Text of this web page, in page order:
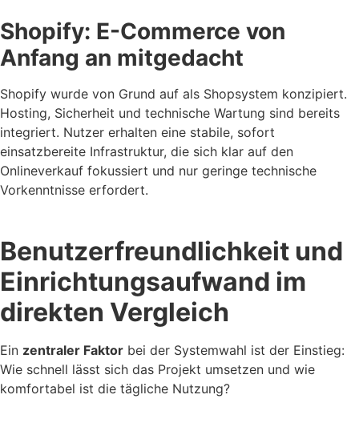
Shopify: E-Commerce von
Anfang an mitgedacht
Shopify wurde von Grund auf als Shopsystem konzipiert.
Hosting, Sicherheit und technische Wartung sind bereits
integriert. Nutzer erhalten eine stabile, sofort
einsatzbereite Infrastruktur, die sich klar auf den
Onlineverkauf fokussiert und nur geringe technische
Vorkenntnisse erfordert.
Benutzerfreundlichkeit und
Einrichtungsaufwand im
direkten Vergleich
Ein zentraler Faktor bei der Systemwahl ist der Einstieg:
Wie schnell lässt sich das Projekt umsetzen und wie
komfortabel ist die tägliche Nutzung?